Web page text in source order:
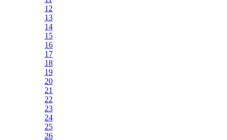
12
13
14
15
16
17
18
19
20
21
22
23
24
25
26